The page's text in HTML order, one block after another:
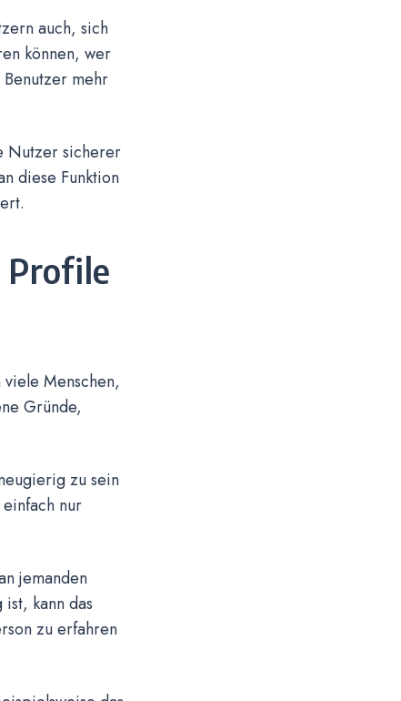
auch, sich
können, wer
mehr
Nutzer sicherer
diese Funktion
Menschen,
Gründe,
zu sein
nur
jemanden
kann das
zu erfahren